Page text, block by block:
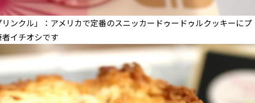
ンクル」：アメリカで定番のスニッカードゥードゥルクッキーにプ
イチオシです